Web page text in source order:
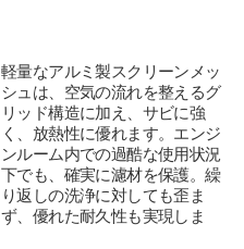
軽量なアルミ製スクリーンメッ
シュは、空気の流れを整えるグ
リッド構造に加え、サビに強
く、放熱性に優れます。エンジ
ンルーム内での過酷な使用状況
下でも、確実に濾材を保護。繰
り返しの洗浄に対しても歪ま
ず、優れた耐久性も実現しま